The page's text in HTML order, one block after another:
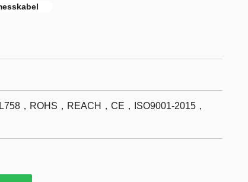
，ROHS，REACH，CE，ISO9001-2015，